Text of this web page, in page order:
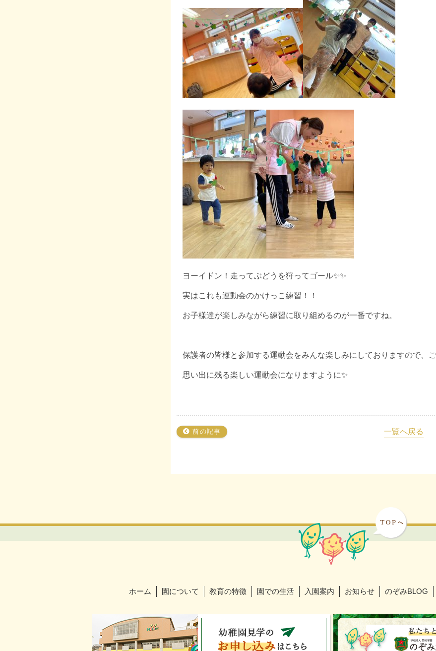
ヨーイドン！走ってぶどうを狩ってゴール✨✨
実はこれも運動会のかけっこ練習！！
お子様達が楽しみながら練習に取り組めるのが一番ですね。
保護者の皆様と参加する運動会をみんな楽しみにしておりますので、
思い出に残る楽しい運動会になりますように✨
前の記事 一覧へ戻る
ホーム 園について 教育の特徴 園での生活 入園案内 お知らせ のぞみBLOG